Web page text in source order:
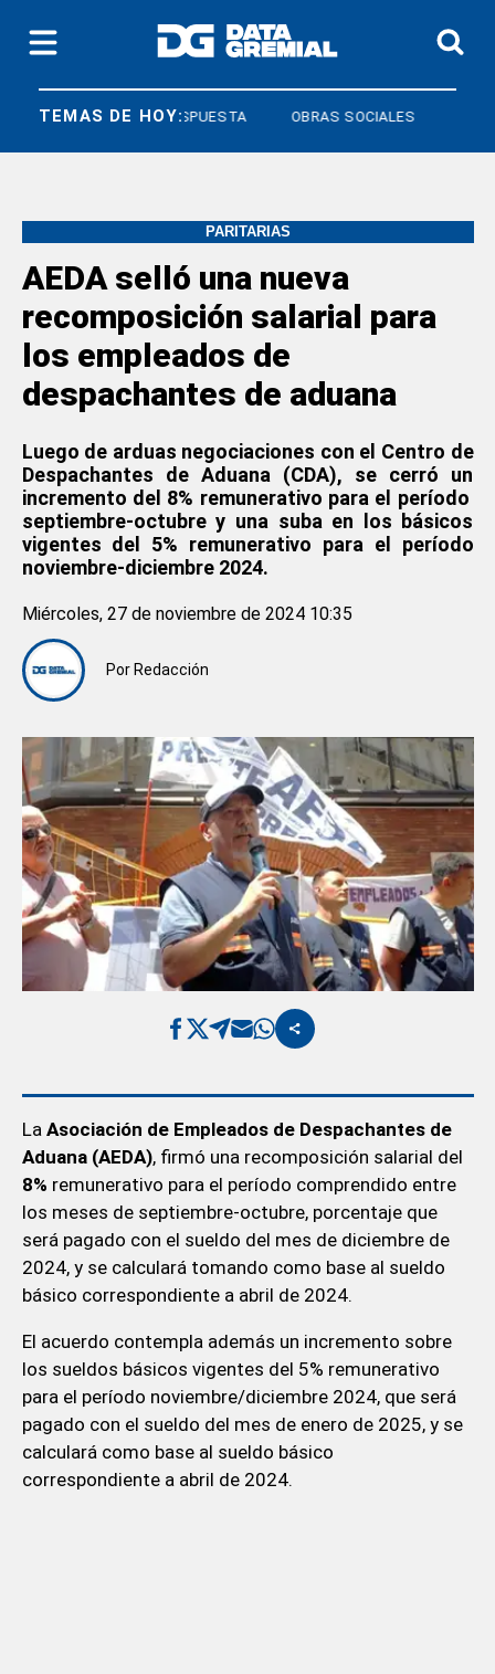
TEMAS DE HOY:
DERECHO A RESPUESTA OBRAS SOCIALES
PARITARIAS
AEDA selló una nueva
recomposición salarial para
los empleados de
despachantes de aduana
Luego de arduas negociaciones con el Centro de
Despachantes de Aduana (CDA), se cerró un
incremento del 8% remunerativo para el período
septiembre-octubre y una suba en los básicos
vigentes del 5% remunerativo para el período
noviembre-diciembre 2024.
Por Redacción
Miércoles, 27 de noviembre de 2024 10:35
La Asociación de Empleados de Despachantes de
Aduana (AEDA), firmó una recomposición salarial del
8% remunerativo para el período comprendido entre
los meses de septiembre-octubre, porcentaje que
será pagado con el sueldo del mes de diciembre de
2024, y se calculará tomando como base al sueldo
básico correspondiente a abril de 2024.
El acuerdo contempla además un incremento sobre
los sueldos básicos vigentes del 5% remunerativo
para el período noviembre/diciembre 2024, que será
pagado con el sueldo del mes de enero de 2025, y se
calculará como base al sueldo básico
correspondiente a abril de 2024.